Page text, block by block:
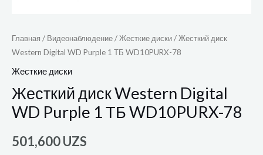
Главная / Видеонаблюдение/Жесткие диски/ Жесткий диск
Western Digital WD Purple 1 ТБ WD10PURX-78
Жесткие диски
Жесткий диск Western Digital
WD Purple 1 ТБ WD10PURX-78
501,600UZS